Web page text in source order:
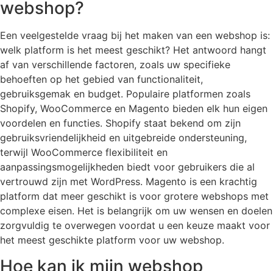
webshop?
Een veelgestelde vraag bij het maken van een webshop is:
welk platform is het meest geschikt? Het antwoord hangt
af van verschillende factoren, zoals uw specifieke
behoeften op het gebied van functionaliteit,
gebruiksgemak en budget. Populaire platformen zoals
Shopify, WooCommerce en Magento bieden elk hun eigen
voordelen en functies. Shopify staat bekend om zijn
gebruiksvriendelijkheid en uitgebreide ondersteuning,
terwijl WooCommerce flexibiliteit en
aanpassingsmogelijkheden biedt voor gebruikers die al
vertrouwd zijn met WordPress. Magento is een krachtig
platform dat meer geschikt is voor grotere webshops met
complexe eisen. Het is belangrijk om uw wensen en doelen
zorgvuldig te overwegen voordat u een keuze maakt voor
het meest geschikte platform voor uw webshop.
Hoe kan ik mijn webshop